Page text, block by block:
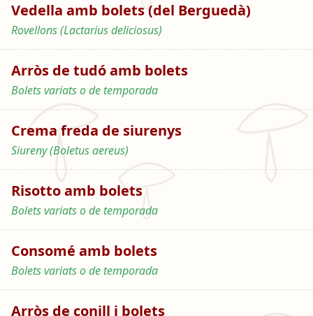
Vedella amb bolets (del Berguedà)
Rovellons (Lactarius deliciosus)
Arròs de tudó amb bolets
Bolets variats o de temporada
Crema freda de siurenys
Siureny (Boletus aereus)
Risotto amb bolets
Bolets variats o de temporada
Consomé amb bolets
Bolets variats o de temporada
Arròs de conill i bolets